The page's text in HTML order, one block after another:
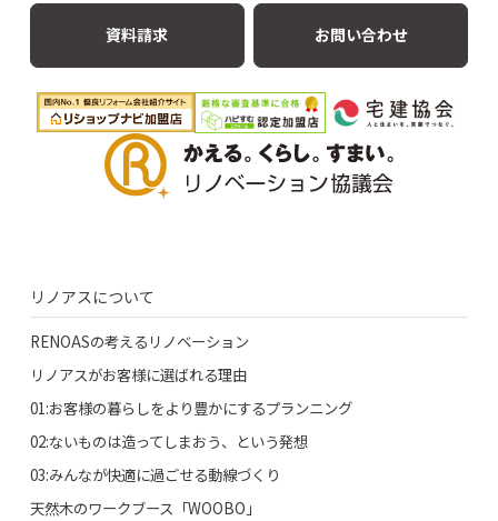
資料請求 お問い合わせ
リノアスについて
RENOASの考えるリノベーション
リノアスがお客様に選ばれる理由
01:お客様の暮らしをより豊かにするプランニング
02:ないものは造ってしまおう、という発想
03:みんなが快適に過ごせる動線づくり
天然木のワークブース「WOOBO」